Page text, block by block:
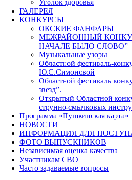
Уголок здоровья
ГАЛЕРЕЯ
КОНКУРСЫ
ОКСКИЕ ФАНФАРЫ
МЕЖРАЙОННЫЙ
НАЧАЛЕ БЫЛО СЛОВО”
Музыкальные узоры
Областной фестиваль-
Ю.С.Симоновой
Областной фестиваль-
звезд”.
Открытый Областной
струнно-смычковых
Программа «Пушкинская карта»
НОВОСТИ
ИНФОРМАЦИЯ ДЛЯ
ФОТО ВЫПУСКНИКОВ
Независимая оценка качества
Участникам СВО
Часто задаваемые вопросы